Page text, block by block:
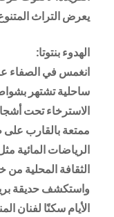
يعرض التراث المتنوع
الهدوء بنتوتا:
انغمس في الصفاء
ساحلية تشتهر
الاسترخاء تحت
ممتعة بالقارب على
الرياضات المائية
الثقافة المحلية من
واستكشف حديقة
الأيام سكنًا لفنان